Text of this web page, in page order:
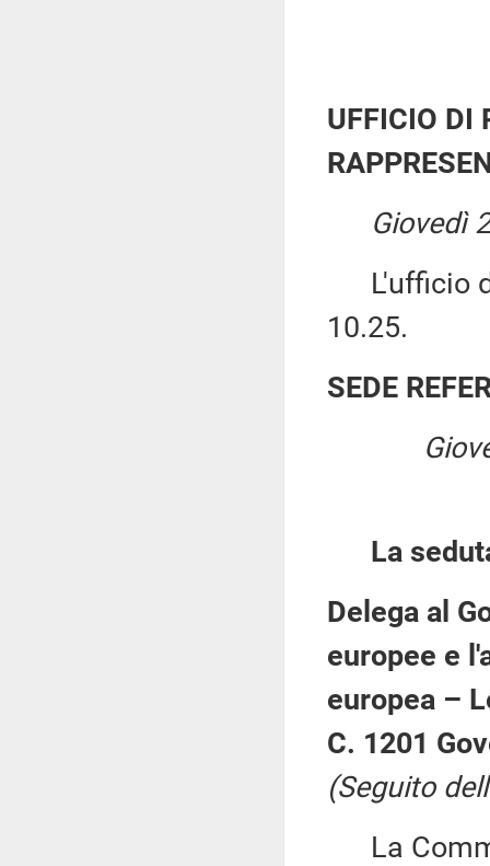
UFFICIO DI
Giovedì
L'ufficio di
10.25.
SEDE
La
Delega al
europee e
europea –
C. 1201
(Seguito
La